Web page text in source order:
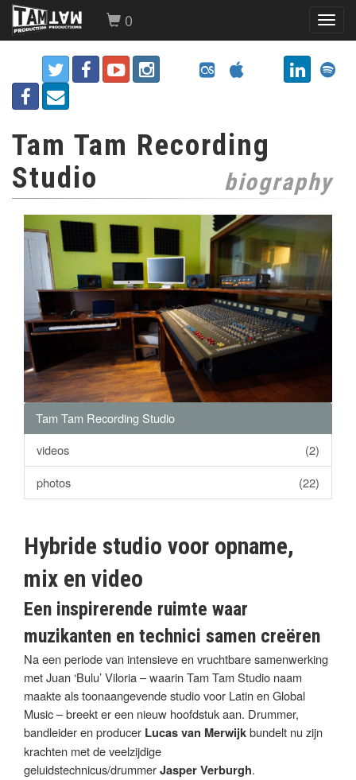
0
Tam Tam Recording
Studio
biography
Tam Tam Recording Studio
videos
(2)
photos
(22)
Hybride studio voor opname,
mix en video
Een inspirerende ruimte waar
muzikanten en technici samen creëren
Na een periode van intensieve en vruchtbare samenwerking
met Juan ‘Bulu’ Viloria – waarin Tam Tam Studio naam
maakte als toonaangevende studio voor Latin en Global
Music – breekt er een nieuw hoofdstuk aan. Drummer,
bandleider en producer Lucas van Merwijkbundelt nu zijn
krachten met de veelzijdige
geluidstechnicus/drummerJasper Verburgh.